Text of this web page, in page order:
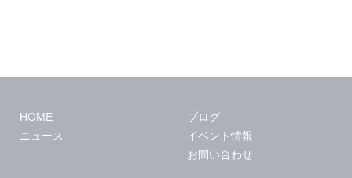
HOME
ニュース
ブログ
イベント情報
お問い合わせ